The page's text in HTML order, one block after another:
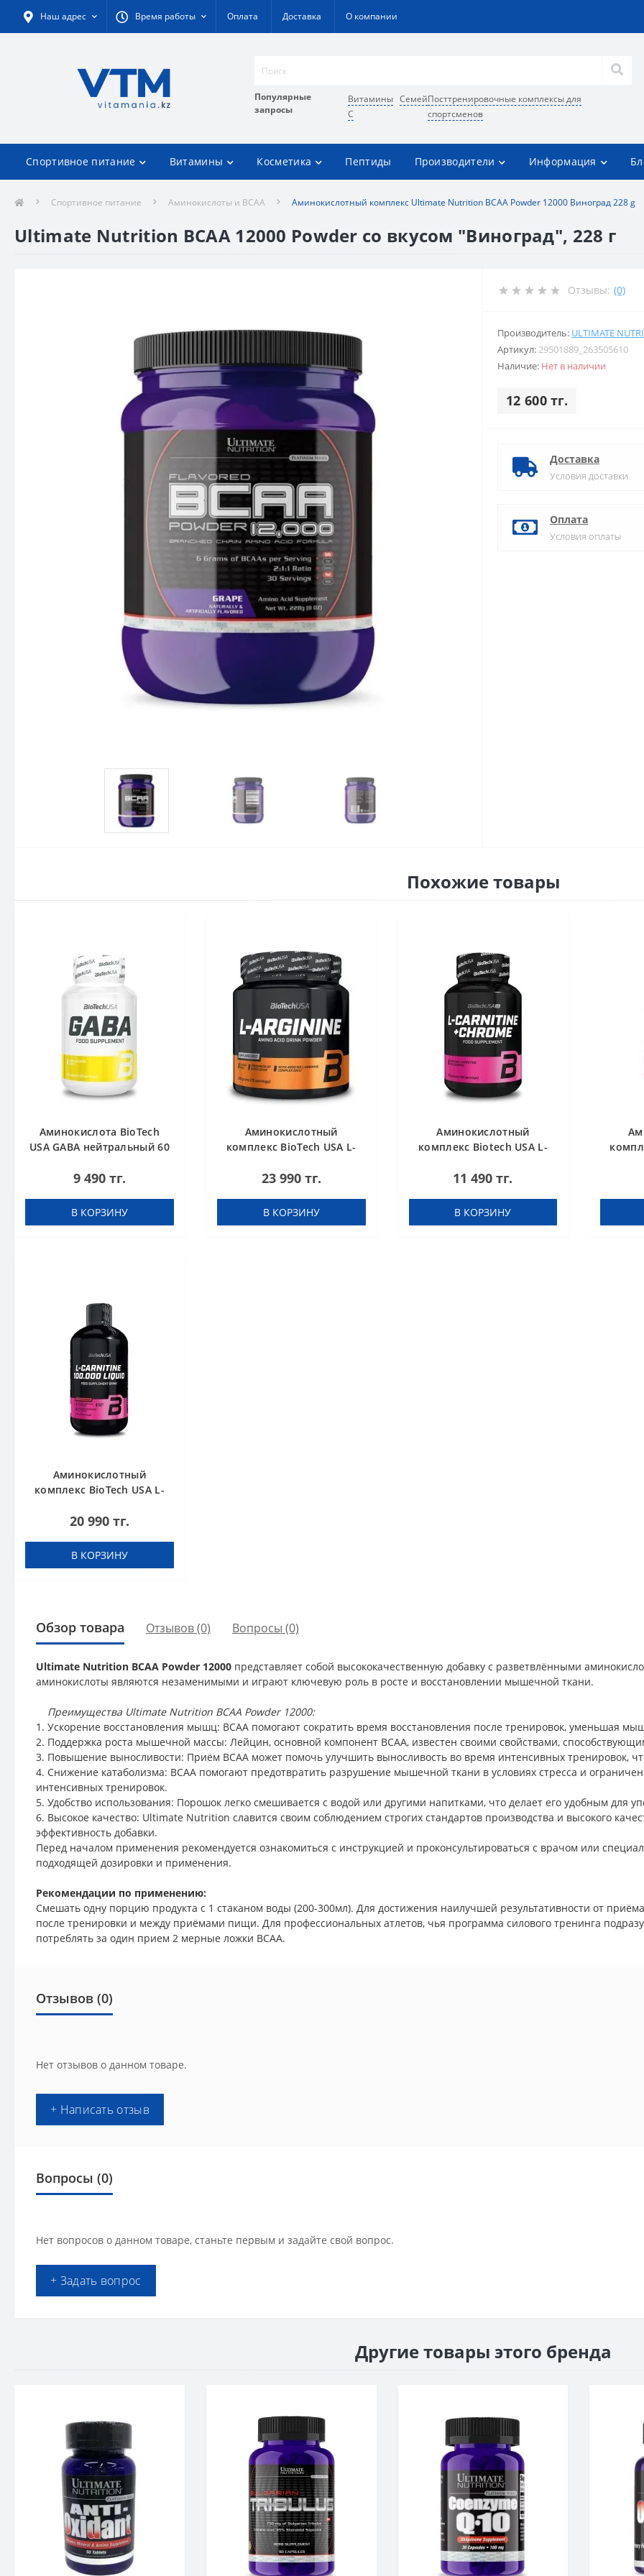
Наш адрес Время работы Оплата Доставка О компании
Популярные
запросы
Витамины
C
СемейПосттренировочные комплексы для
спортсменов
Спортивное питание Витамины Косметика Пептиды Производители Информация
Спортивное питание Аминокислоты и BCAA Аминокислотный комплекс Ultimate Nutrition BCAA Powder 12000 Виноград 228 g
Ultimate Nutrition BCAA 12000 Powder со вкусом "Виноград", 228 г
Отзывы: (0)
Производитель: ULTIMATE
Артикул:29501889_263505610
Наличие: Нет в наличии
12 600 тг.
Доставка
Условия доставки
Оплата
Условия оплаты
Похожие товары
Аминокислота BioTech
USA GABA нейтральный 60
9 490 тг.
В КОРЗИНУ
Аминокислотный
комплекс BioTech USA L-
23 990 тг.
В КОРЗИНУ
Аминокислотный
комплекс Biotech USA L-
таблеток
11 490 тг.
В КОРЗИНУ
Аминокислотный
комплекс BioTech USA L-
500 мл
20 990 тг.
В КОРЗИНУ
Обзор товара Отзывов (0) Вопросы (0)
Ultimate Nutrition BCAA Powder 12000 представляет собой высококачественную добавку с разветвлёнными
аминокислоты являются незаменимыми и играют ключевую роль в росте и восстановлении мышечной ткани.
Преимущества Ultimate Nutrition BCAA Powder 12000:
1. Ускорение восстановления мышц: BCAA помогают сократить время восстановления после тренировок, уменьшая
2. Поддержка роста мышечной массы: Лейцин, основной компонент BCAA, известен своими свойствами,
3. Повышение выносливости: Приём BCAA может помочь улучшить выносливость во время интенсивных тренировок,
4. Снижение катаболизма: BCAA помогают предотвратить разрушение мышечной ткани в условиях стресса и
интенсивных тренировок.
5. Удобство использования: Порошок легко смешивается с водой или другими напитками, что делает его удобным для
6. Высокое качество: Ultimate Nutrition славится своим соблюдением строгих стандартов производства и высокого
эффективность добавки.
Перед началом применения рекомендуется ознакомиться с инструкцией и проконсультироваться с врачом или
подходящей дозировки и применения.
Рекомендации по применению:
Смешать одну порцию продукта с 1 стаканом воды (200-300мл). Для достижения наилучшей результативности от
после тренировки и между приёмами пищи. Для профессиональных атлетов, чья программа силового тренинга
потреблять за один прием 2 мерные ложки BCAA.
Отзывов (0)
Нет отзывов о данном товаре.
+ Написать отзыв
Вопросы (0)
Нет вопросов о данном товаре, станьте первым и задайте свой вопрос.
+ Задать вопрос
Другие товары этого бренда